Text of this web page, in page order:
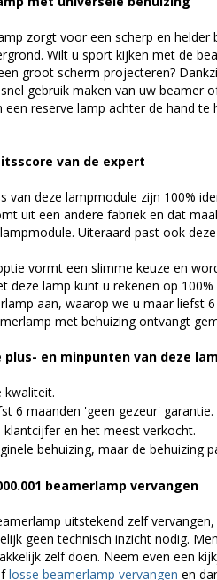
zorgt voor een scherp en
Wilt u sport kijken met de
groot scherm projecteren?
gebruik maken van uw beamer
reserve lamp achter de hand te
van de expert
van deze lampmodule zijn 100%
uit een andere fabriek en dat
Uiteraard past ook
vormt een slimme keuze en
deze lamp kunt u rekenen op
aan, waarop we u maar liefst
met behuizing ontvangt
plus- en minpunten van deze
kwaliteit.
6 maanden 'geen gezeur' garantie.
klantcijfer en het meest verkocht.
behuizing, maar de behuizing
beamerlamp vervangen
uitstekend zelf
geen technisch inzicht nodig.
zelf doen. Neem even een
losse beamerlamp vervangen en